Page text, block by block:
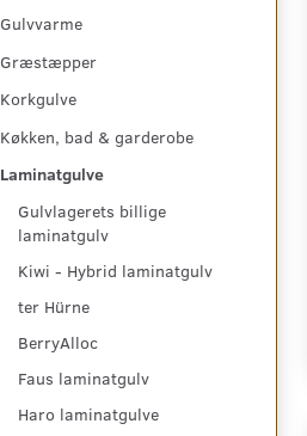
Gulvvarme
Græstæpper
Korkgulve
Køkken, bad & garderobe
Laminatgulve
Gulvlagerets billige
laminatgulv
Kiwi - Hybrid laminatgulv
ter Hürne
BerryAlloc
Faus laminatgulv
Haro laminatgulve